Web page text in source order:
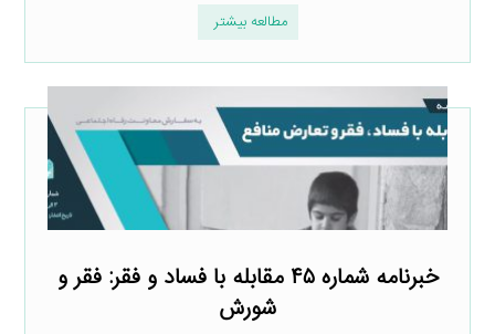
مطالعه بیشتر
خبرنامه شماره ۴۵ مقابله با فساد و فقر: فقر و
شورش